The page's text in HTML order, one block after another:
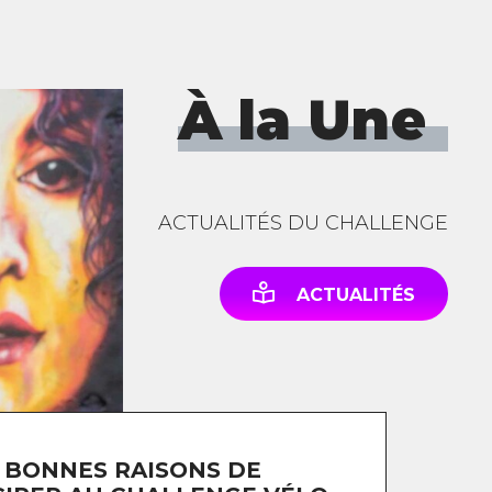
RAISONS DE
À la Une
ACTUALITÉS DU CHALLENGE
ACTUALITÉS